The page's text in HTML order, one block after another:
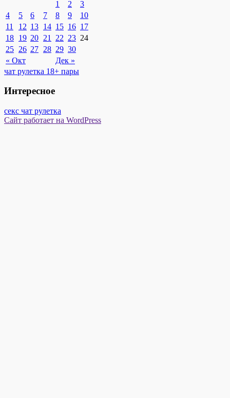
« Окт Дек »
1 2
3
4
5 6 7 8 9
10
11
12 13 14 15 16 17
18 19 20 21 22 23 24
25 26 27 28 29 30
чат рулетка 18+ пары
Интересное
секс чат рулетка
Сайт работает на WordPress